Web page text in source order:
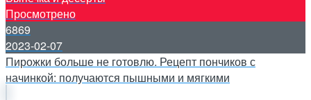
Просмотрено
6869
2023-02-07
Пирожки больше не готовлю. Рецепт пончиков с
начинкой: получаются пышными и мягкими